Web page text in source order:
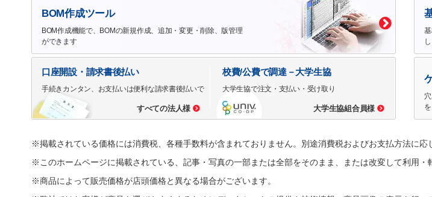
BOM作成ツール
BOM作成機能で、BOMの新規作成、追加・変更・削除、版管理
ができます
口座開設・請求書後払い
手続きカンタン、お支払いは便利な請求書後払いで
すべての法人様
校費/公費で調達－大学生協
大学生協で注文・支払い・受け取り
大学生協組合員様
※掲載されている価格には消費税、各種手数料が含まれておりません。別途消費税およびお支払方法に応
※このホームページに掲載されている、記事・写真の一部または全部をそのまま、または改変して利用・
※商品によって販売価格が店頭価格と異なる場合がございます。